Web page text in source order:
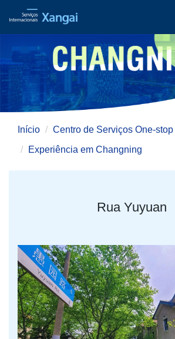
Início
Centro de Serviços One-
Experiência em Changning
Rua Yuyuan